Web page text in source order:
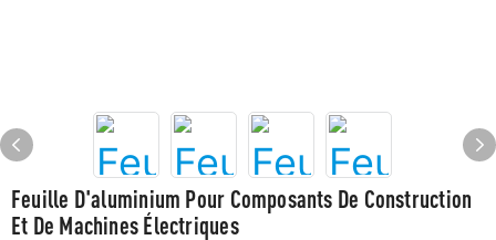
Feuille D'aluminium Pour Composants De Construction
Et De Machines Électriques